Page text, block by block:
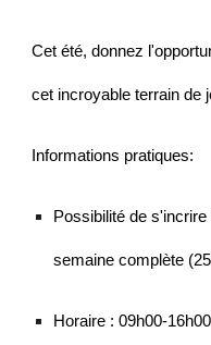
Cet été, donnez
cet incroyable terrain de
Informations pratiques:
Possibilité de
semaine complète
Horaire : 09h00-